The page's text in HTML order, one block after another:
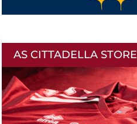
AS CITTADELLA STORE